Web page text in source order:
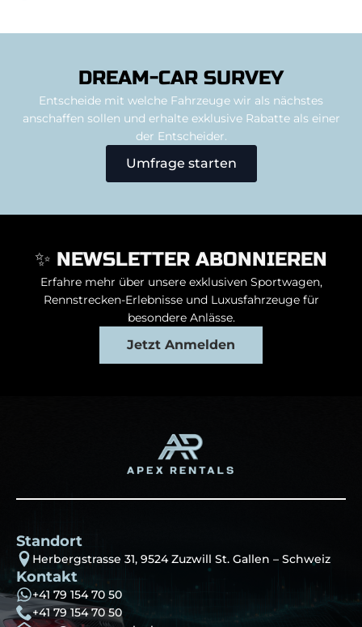
DREAM-CAR SURVEY
Entscheide mit welche Fahrzeuge wir als nächstes
anschaffen sollen und erhalte exklusive Rabatte als einer
der Entscheider.
Umfrage starten
✨ NEWSLETTER ABONNIEREN
Erfahre mehr über unsere exklusiven Sportwagen,
Rennstrecken-Erlebnisse und Luxusfahrzeuge für
besondere Anlässe.
Jetzt Anmelden
Standort
Herbergstrasse 31, 9524 Zuzwill St. Gallen – Schweiz
Kontakt
+41 79 154 70 50
+41 79 154 70 50